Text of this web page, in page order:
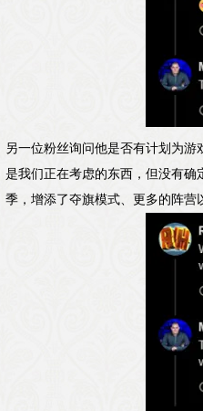
另一位粉丝询问他是否有计划为
是我们正在考虑的东西，但没有确
季，增添了夺旗模式、更多的阵营